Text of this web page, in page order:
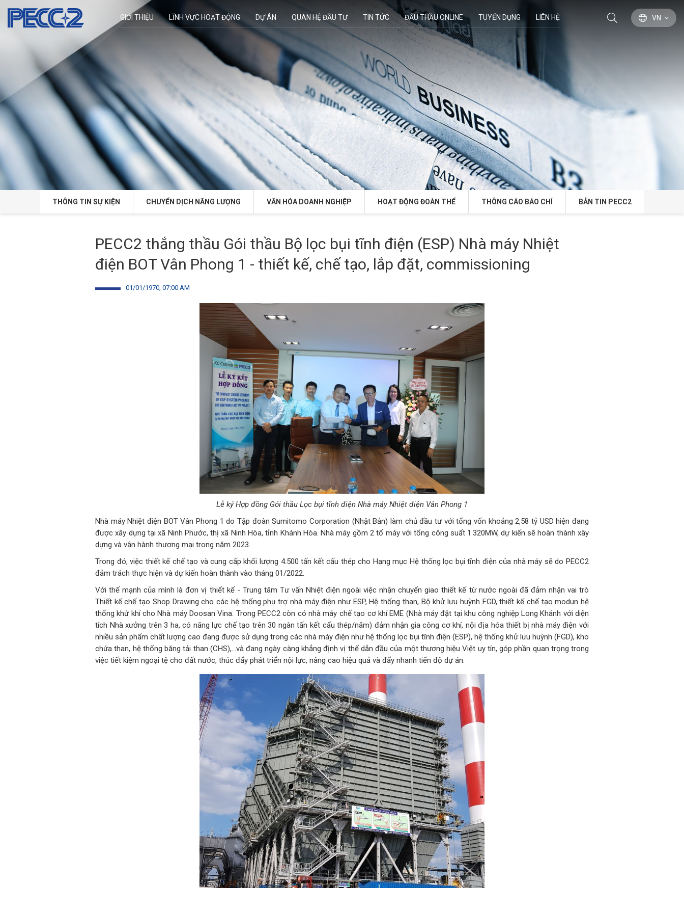
GIỚI THIỆU LĨNH VỰC HOẠT ĐỘNG DỰ ÁN QUAN HỆ ĐẦU TƯ TIN TỨC ĐẤU THẦU ONLINE TUYỂN DỤNG LIÊN HỆ VN
THÔNG TIN SỰ KIỆN CHUYỂN DỊCH NĂNG LƯỢNG VĂN HÓA DOANH NGHIỆP HOẠT ĐỘNG ĐOÀN THỂ THÔNG CÁO BÁO CHÍ BẢN TIN PECC2
PECC2 thắng thầu Gói thầu Bộ lọc bụi tĩnh điện (ESP) Nhà máy Nhiệt
điện BOT Vân Phong 1 - thiết kế, chế tạo, lắp đặt, commissioning
01/01/1970, 07:00 AM
Lễ ký Hợp đồng Gói thầu Lọc bụi tĩnh điện Nhà máy Nhiệt điện Vân Phong 1
Nhà máy Nhiệt điện BOT Vân Phong 1 do Tập đoàn Sumitomo Corporation (Nhật Bản) làm chủ đầu tư với tổng vốn khoảng 2,58 tỷ USD hiện đang
được xây dựng tại xã Ninh Phước, thị xã Ninh Hòa, tỉnh Khánh Hòa. Nhà máy gồm 2 tổ máy với tổng công suất 1.320MW, dự kiến sẽ hoàn thành xây
dựng và vận hành thương mại trong năm 2023.
Trong đó, việc thiết kế chế tạo và cung cấp khối lượng 4.500 tấn kết cấu thép cho Hạng mục Hệ thống lọc bụi tĩnh điện của nhà máy sẽ do PECC2
đảm trách thực hiện và dự kiến hoàn thành vào tháng 01/2022.
Với thế mạnh của mình là đơn vị thiết kế - Trung tâm Tư vấn Nhiệt điện ngoài việc nhận chuyển giao thiết kế từ nước ngoài đã đảm nhận vai trò
Thiết kế chế tạo Shop Drawing cho các hệ thống phụ trợ nhà máy điện như ESP, Hệ thống than, Bộ khử lưu huỳnh FGD, thiết kế chế tạo modun hệ
thống khử khí cho Nhà máy Doosan Vina. Trong PECC2 còn có nhà máy chế tạo cơ khí EME (Nhà máy đặt tại khu công nghiệp Long Khánh với diện
tích Nhà xưởng trên 3 ha, có năng lực chế tạo trên 30 ngàn tấn kết cấu thép/năm) đảm nhận gia công cơ khí, nội địa hóa thiết bị nhà máy điện với
nhiều sản phẩm chất lượng cao đang được sử dụng trong các nhà máy điện như hệ thống lọc bụi tĩnh điện (ESP), hệ thống khử lưu huỳnh (FGD), kho
chứa than, hệ thống băng tải than (CHS),…và đang ngày càng khẳng định vị thế dẫn đầu của một thương hiệu Việt uy tín, góp phần quan trọng trong
việc tiết kiệm ngoại tệ cho đất nước, thúc đẩy phát triển nội lực, nâng cao hiệu quả và đẩy nhanh tiến độ dự án.